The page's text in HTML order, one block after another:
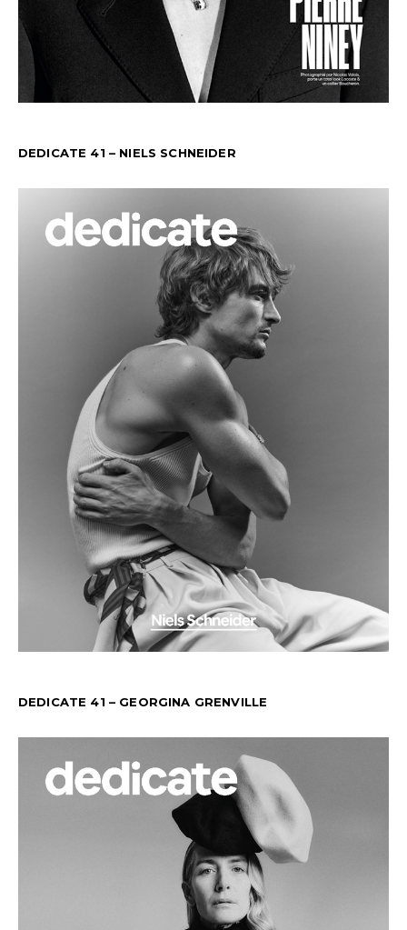
DEDICATE 41 – NIELS SCHNEIDER
DEDICATE 41 – GEORGINA GRENVILLE